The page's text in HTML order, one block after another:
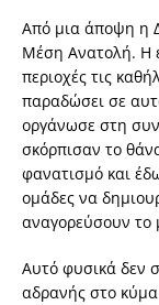
Από μια άποψη η
Μέση Ανατολή. Η
περιοχές τις
παραδώσει σε
οργάνωσε στη
σκόρπισαν το
φανατισμό και
ομάδες να
αναγορεύσουν το
Αυτό φυσικά δεν
αδρανής στο